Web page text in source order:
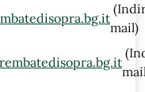
mail)